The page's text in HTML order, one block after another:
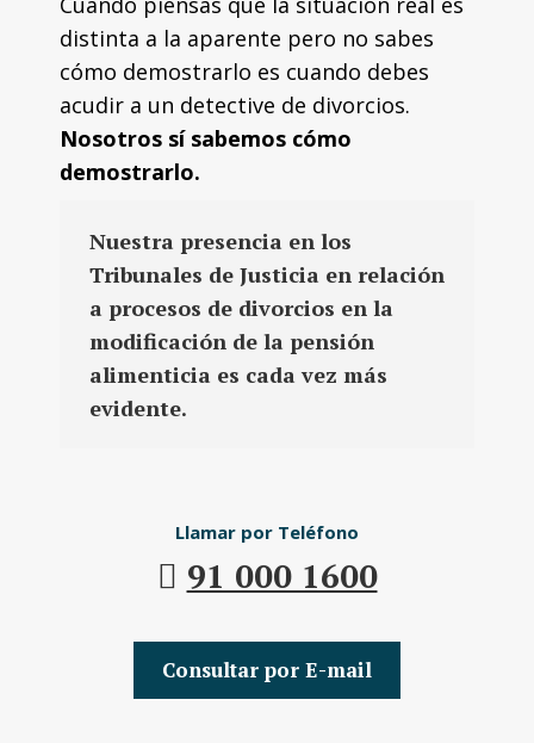
distinta a la aparente pero no sabes
cómo demostrarlo es cuando debes
acudir a un detective de divorcios.
Nosotros sí sabemos cómo
demostrarlo.
Nuestra presencia en los
Tribunales de Justicia en relación
a procesos de divorcios en la
modificación de la pensión
alimenticia es cada vez más
evidente.
Llamar por Teléfono
91 000 1600
Consultar por E-mail